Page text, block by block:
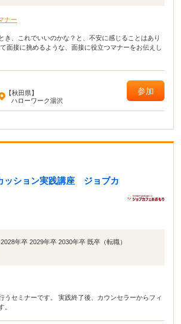
ナー
き、これでいいのかな？と、不安に感じることはあり
面接に挑めるような、面接に役立つマナーをお伝えし
【秋田県】
ハローワーク湯沢
参加
ッション実践講座 ジョブカ
年卒 2029年卒 2030年卒 既卒（転職）
うセミナーです。 実践終了後、カウンセラーからフィ
。